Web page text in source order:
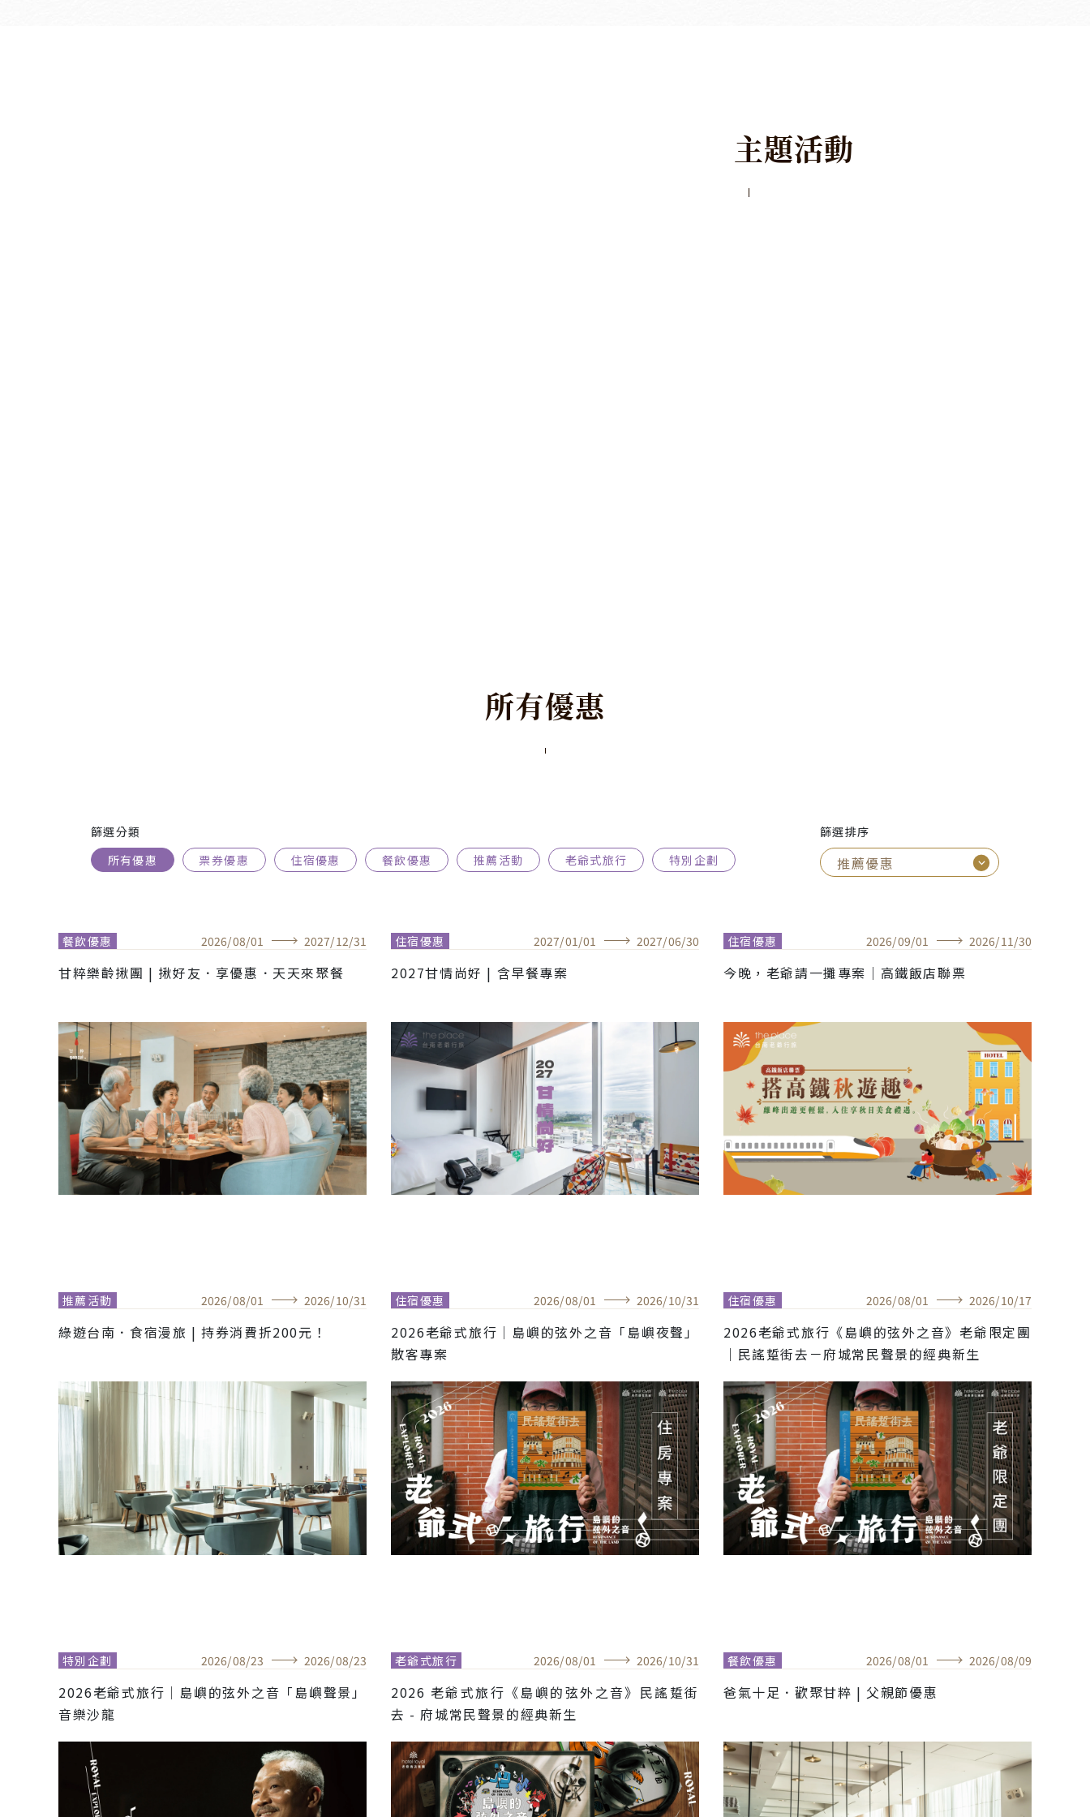
主題活動
所有優惠
篩選分類
所有優惠
票券優惠 住宿優惠 餐飲優惠 推薦活動 老爺式旅行 特別企劃
篩選排序
餐飲優惠 2026/08/01 2027/12/31
甘粹樂齡揪團 | 揪好友．享優惠．天天來聚餐
住宿優惠 2027/01 /01 2027/06/30
2027甘情尚好 | 含早餐專案
住宿優惠 2026/09/01 2026/11 /30
今晚，老爺請一攤專案｜高鐵飯店聯票
推薦活動 2026/08/01 2026/10/31
綠遊台南．食宿漫旅 | 持券消費折200元！
住宿優惠 2026/08/01 2026/10/31
2026老爺式旅行│島嶼的弦外之音「島嶼夜聲」
散客專案
住宿優惠 2026/08/01 2026/10/17
2026老爺式旅行《島嶼的弦外之音》老爺限定團
｜民謠踅街去－府城常民聲景的經典新生
特別企劃 2026/08/23 2026/08/23
2026老爺式旅行│島嶼的弦外之音「島嶼聲景」
音樂沙龍
老爺式旅行 2026/08/01 2026/10/31
2026 老爺式旅行《島嶼的弦外之音》民謠踅街
去 - 府城常民聲景的經典新生
餐飲優惠 2026/08/01 2026/08/09
爸氣十足．歡聚甘粹 | 父親節優惠